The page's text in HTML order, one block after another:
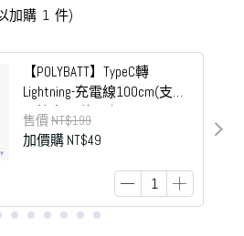
加購 1 件)
【POLYBATT】TypeC轉
Lightning-充電線100cm(支援
6A快充)-E款黑色
售價NT$199
加價購 NT$49